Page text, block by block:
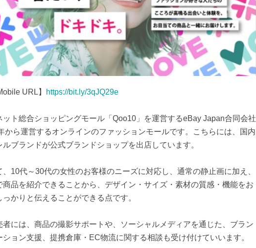
URL】 https://bit.ly/3qJQ29e
ット総合ショッピングモール「Qoo10」を運営するeBay Japan合同会社
から運営するオンラインのファッションモールです。こちらには、国内
ルブランドが公式ブランドショップを出店しています。
、10代～30代の女性のお客様のニーズに対応し、通常の静止画に加え、
商品を紹介できることから、デザイン・サイズ・素材の質感・機能をお
かりと伝えることができる点です。
者には、商品の撮影サポートや、ソーシャルメディアを通じた、ブラン
ション支援、提携倉庫・EC物流に関する相談も受け付けていいます。